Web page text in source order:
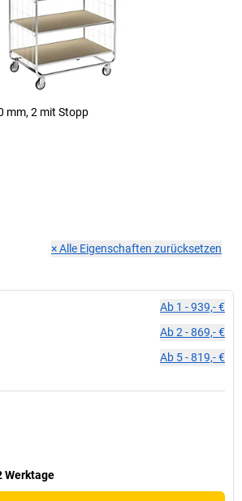
mm, 2 mit Stopp
×Alle Eigenschaften zurücksetzen
Ab 1 -939,- €
Ab2 -869,- €
Ab 5-819,- €
Werktage